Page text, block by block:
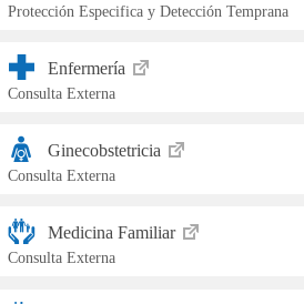
Protección Especifica y Detección Temprana
Enfermería
Consulta Externa
Ginecobstetricia
Consulta Externa
Medicina Familiar
Consulta Externa